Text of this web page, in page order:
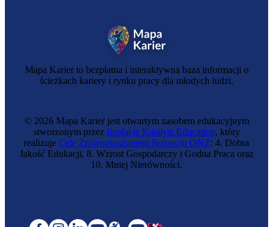
Inspektorka morska
Mapa Karier to bezpłatna i interaktywna baza informacji o
ścieżkach kariery i rynku pracy dla młodych ludzi.
© 2026 Mapa Karier jest otwartym zasobem edukacyjnym
stworzonym przez fundację Katalyst Education, który
realizuje Cele Zrównoważonego Rozwoju ONZ: 4. Dobra
Jakość Edukacji, 8. Wzrost Gospodarczy i Godna Praca oraz
10. Mniej Nierówności.